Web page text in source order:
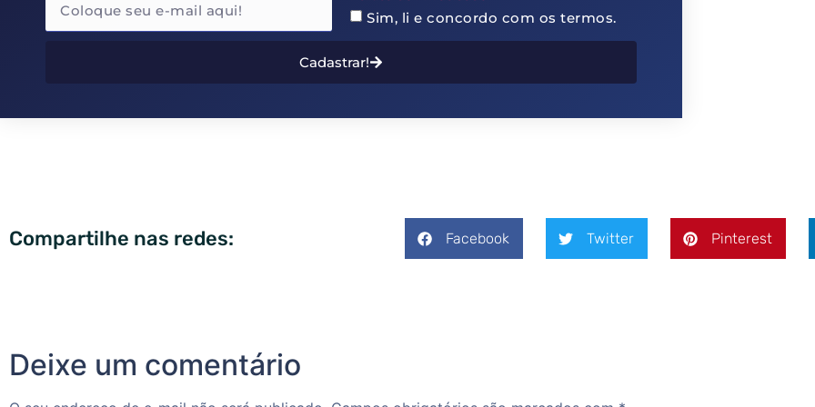
Sim, li e concordo com os termos.
Cadastrar!
Compartilhe nas redes: Facebook Twitter Pinterest
Deixe um comentário